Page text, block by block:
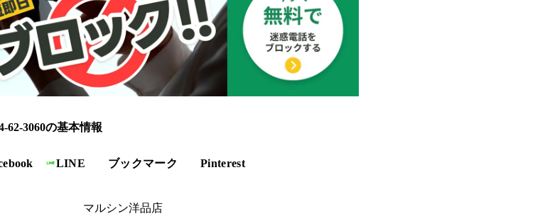
62-3060の基本情報
LINE ブックマーク Pinterest
マルシン洋品店